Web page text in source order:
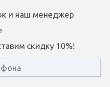
и наш менеджер
скидку 10%!